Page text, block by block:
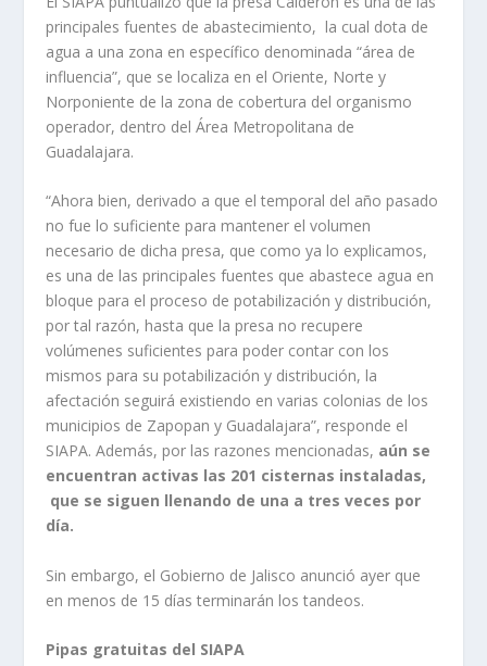
principales fuentes de abastecimiento, la cual dota de
agua a una zona en específico denominada “área de
influencia”, que se localiza en el Oriente, Norte y
Norponiente de la zona de cobertura del organismo
operador, dentro del Área Metropolitana de
Guadalajara.
“Ahora bien, derivado a que el temporal del año pasado
no fue lo suficiente para mantener el volumen
necesario de dicha presa, que como ya lo explicamos,
es una de las principales fuentes que abastece agua en
bloque para el proceso de potabilización y distribución,
por tal razón, hasta que la presa no recupere
volúmenes suficientes para poder contar con los
mismos para su potabilización y distribución, la
afectación seguirá existiendo en varias colonias de los
municipios de Zapopan y Guadalajara”, responde el
SIAPA. Además, por las razones mencionadas, aún se
encuentran activas las 201 cisternas instaladas,
que se siguen llenando de una a tres veces por
día.
Sin embargo, el Gobierno de Jalisco anunció ayer que
en menos de 15 días terminarán los tandeos.
Pipas gratuitas del SIAPA